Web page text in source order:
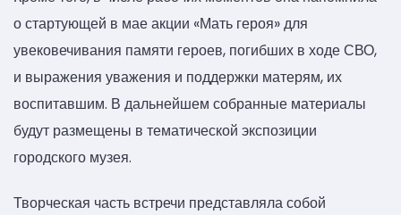
о стартующей в мае акции «Мать героя» для
увековечивания памяти героев, погибших в ходе СВО,
и выражения уважения и поддержки матерям, их
воспитавшим. В дальнейшем собранные материалы
будут размещены в тематической экспозиции
городского музея.
Творческая часть встречи представляла собой